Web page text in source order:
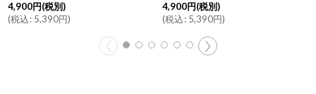
4,900円(税別)
(税込: 5,390円)
4,900円(税別)
(税込: 5,390円)